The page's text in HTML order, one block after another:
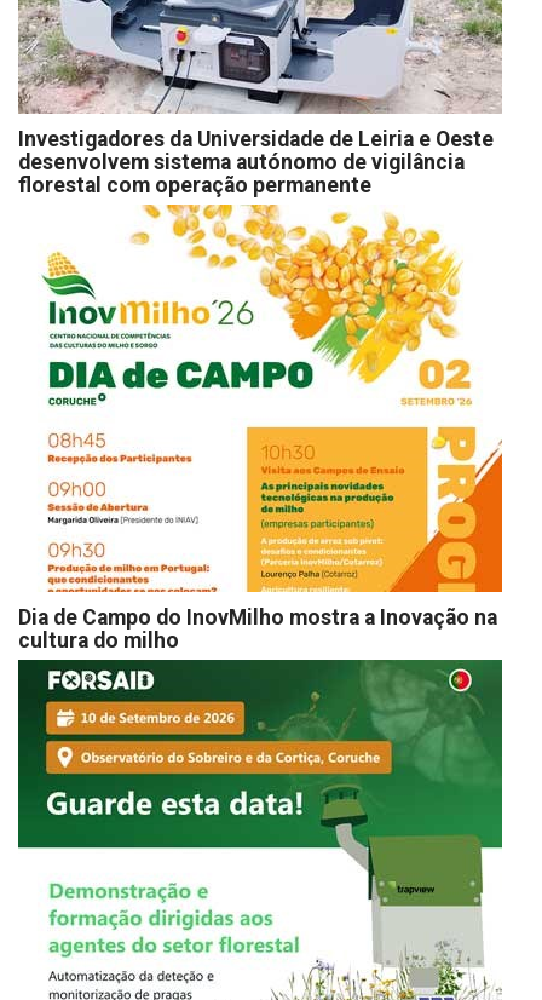
Investigadores da Universidade de Leiria e Oeste
desenvolvem sistema autónomo de vigilância
florestal com operação permanente
Dia de Campo do InovMilho mostra a Inovação na
cultura do milho